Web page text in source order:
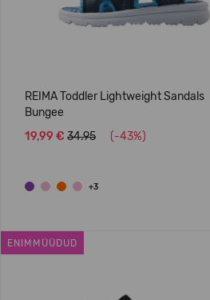
REIMA Toddler Lightweight Sandals
Bungee
19,99 € 34.95 (-43%)
+3
ENIMMÜÜDUD